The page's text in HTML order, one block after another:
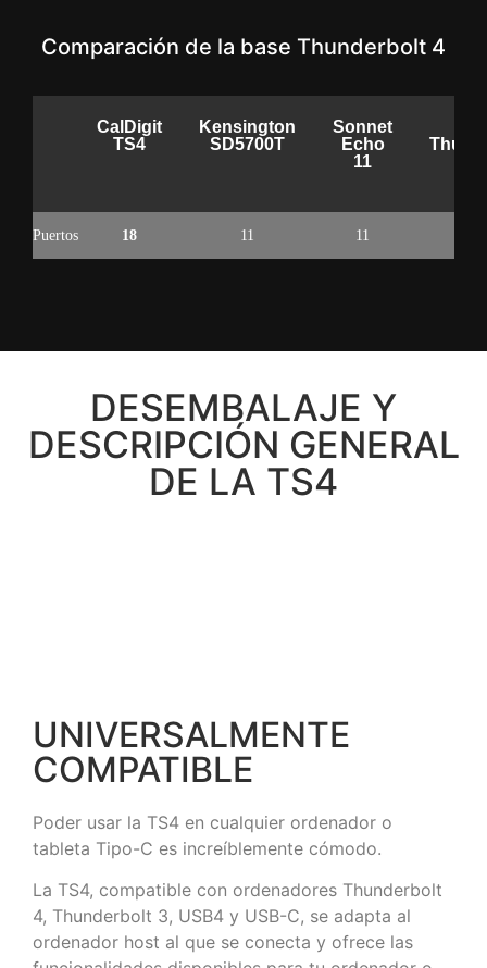
Comparación de la base Thunderbolt 4
CalDigit
TS4
Kensington
SD5700T
Sonnet
Echo
11
Puertos 18 11 11
DESEMBALAJE Y
DESCRIPCIÓN GENERAL
DE LA TS4
UNIVERSALMENTE
COMPATIBLE
Poder usar la TS4 en cualquier ordenador o
tableta Tipo-C es increíblemente cómodo.
La TS4, compatible con ordenadores Thunderbolt
4, Thunderbolt 3, USB4 y USB-C, se adapta al
ordenador host al que se conecta y ofrece las